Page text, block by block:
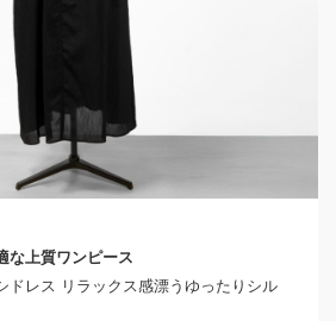
な上質ワンピース
ドレス リラックス感漂うゆったりシル